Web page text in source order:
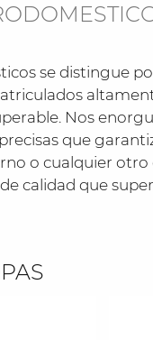
se distingue
Nos
que
o cualquier
calidad que